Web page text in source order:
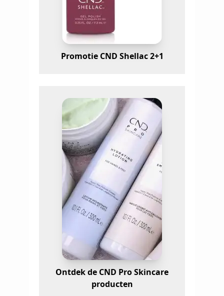
Promotie CND Shellac 2+1
Ontdek de CND Pro Skincare
producten